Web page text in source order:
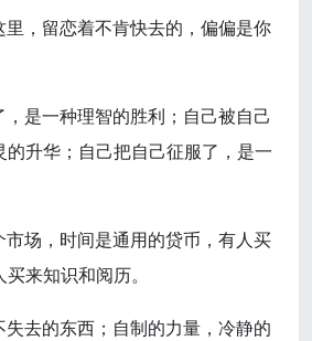
，留恋着不肯快去的，偏偏是你
是一种理智的胜利；自己被自己
升华；自己把自己征服了，是一
场，时间是通用的贷币，有人买
来知识和阅历。
去的东西；自制的力量，冷静的